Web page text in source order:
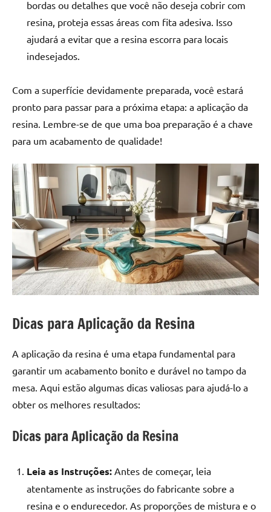
bordas ou detalhes que você não deseja cobrir com
resina, proteja essas áreas com fita adesiva. Isso
ajudará a evitar que a resina escorra para locais
indesejados.
Com a superfície devidamente preparada, você estará
pronto para passar para a próxima etapa: a aplicação da
resina. Lembre-se de que uma boa preparação é a chave
para um acabamento de qualidade!
Dicas para Aplicação da Resina
A aplicação da resina é uma etapa fundamental para
garantir um acabamento bonito e durável no tampo da
mesa. Aqui estão algumas dicas valiosas para ajudá-lo a
obter os melhores resultados:
Dicas para Aplicação da Resina
Leia as Instruções: Antes de começar, leia
atentamente as instruções do fabricante sobre a
resina e o endurecedor. As proporções de mistura e o